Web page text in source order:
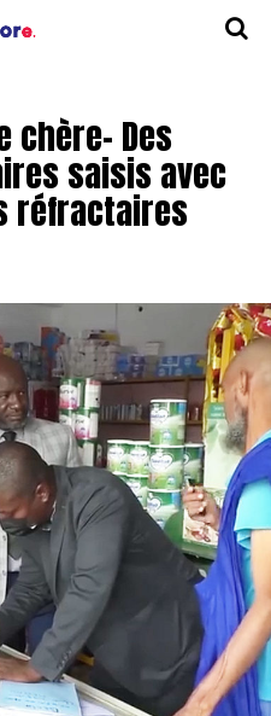
chère- Des
saisis avec
réfractaires